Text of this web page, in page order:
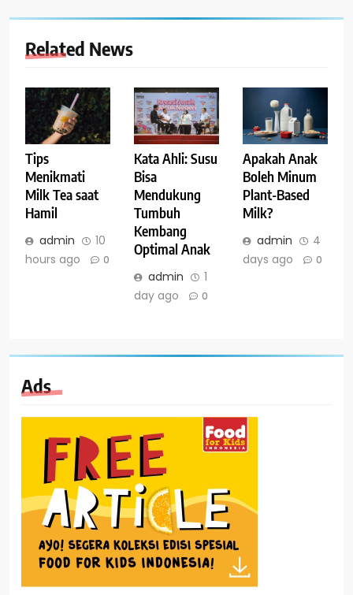
Related News
Tips
Menikmati
Milk Tea saat
Hamil
admin
10
hours ago
0
Kata Ahli: Susu
Bisa
Mendukung
Tumbuh
Kembang
Optimal Anak
admin
1
day ago
0
Apakah Anak
Boleh Minum
Plant-Based
Milk?
admin
4
days ago
0
Ads